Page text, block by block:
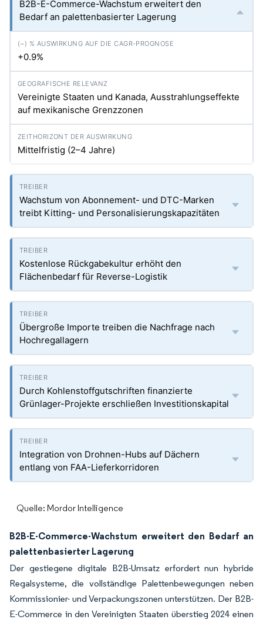
B2B-E-Commerce-Wachstum erweitert den
Bedarf an palettenbasierter Lagerung
+0.9%
Vereinigte Staaten und Kanada, Ausstrahlungseffekte
auf mexikanische Grenzzonen
Mittelfristig (2–4 Jahre)
Wachstum von Abonnement- und DTC-Marken
treibt Kitting- und Personalisierungskapazitäten
Kostenlose Rückgabekultur erhöht den
Flächenbedarf für Reverse-Logistik
Übergroße Importe treiben die Nachfrage nach
Hochregallagern
Durch Kohlenstoffgutschriften finanzierte
Grünlager-Projekte erschließen Investitionskapital
Integration von Drohnen-Hubs auf Dächern
entlang von FAA-Lieferkorridoren
Quelle: Mordor Intelligence
B2B-E-Commerce-Wachstum erweitert den Bedarf an
palettenbasierter Lagerung
Der gestiegene digitale B2B-Umsatz erfordert nun hybride
Regalsysteme, die vollständige Palettenbewegungen neben
Kommissionier- und Verpackungszonen unterstützen. Der B2B-
E-Commerce in den Vereinigten Staaten überstieg 2024 einen